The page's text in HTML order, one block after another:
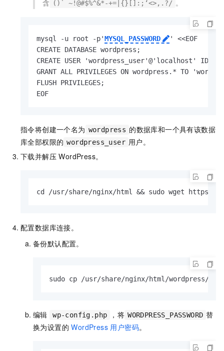
含 ()` ~!@#$%^&*-+=|{}[]:;‘<>,.?/ 。
mysql -u root -p'MYSQL_PASSWORD
' <<EOF
CREATE DATABASE wordpress;
CREATE USER 'wordpress_user'@'localhost'
GRANT ALL PRIVILEGES ON wordpress.* TO
FLUSH PRIVILEGES;
EOF
指令将创建一个名为 wordpress 的数据库和一个具有该数据
库全部权限的 wordpress_user 用户。
下载并解压 WordPress。
cd /usr/share/nginx/html && sudo wget https://
配置数据库连接。
备份默认配置。
sudo cp /usr/share/nginx/html/wordpress/
编辑 wp-config.php ，将 WORDPRESS_PASSWORD 替
换为设置的WordPress 用户密码。